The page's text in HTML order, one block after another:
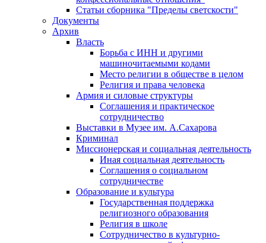
Статьи сборника "Пределы светскости"
Документы
Архив
Власть
Борьба с ИНН и другими
машиночитаемыми кодами
Место религии в обществе в целом
Религия и права человека
Армия и силовые структуры
Соглашения и практическое
сотрудничество
Выставки в Музее им. А.Сахарова
Криминал
Миссионерская и социальная деятельность
Иная социальная деятельность
Соглашения о социальном
сотрудничестве
Образование и культура
Государственная поддержка
религиозного образования
Религия в школе
Сотрудничество в культурно-